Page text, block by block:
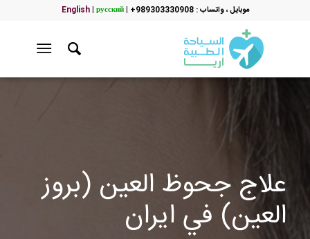
موبایل ، واتساب : 989303330908+ |
English| русский
علاج جحوظ العين (بروز
العين) في ايران